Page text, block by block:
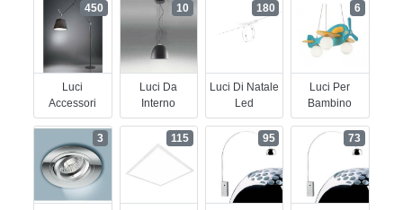
Luci
Accessori
450
Luci Da
Interno
10
Luci Di Natale
Led
180
Luci Per
Bambino
6
3 115 95 73